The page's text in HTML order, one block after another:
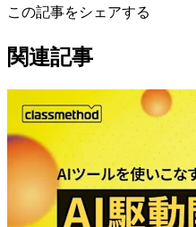
この記事をシェアする
関連記事